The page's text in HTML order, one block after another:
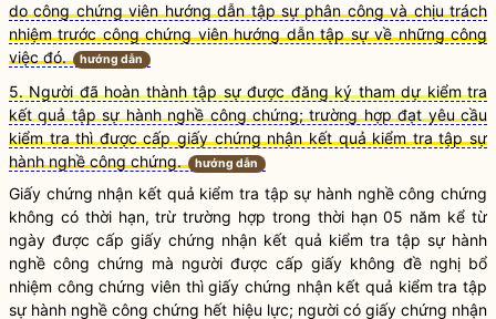
do công chứng viên hướng dẫn tập sự phân công và chịu trách
nhiệm trước công chứng viên hướng dẫn tập sự về những công
việc đó.
hướng dẫn
5. Người đã hoàn thành tập sự được đăng ký tham dự kiểm tra
kết quả tập sự hành nghề công chứng; trường hợp đạt yêu cầu
kiểm tra thì được cấp giấy chứng nhận kết quả kiểm tra tập sự
hành nghề công chứng.
hướng dẫn
Giấy chứng nhận kết quả kiểm tra tập sự hành nghề công chứng
không có thời hạn, trừ trường hợp trong thời hạn 05 năm kể từ
ngày được cấp giấy chứng nhận kết quả kiểm tra tập sự hành
nghề công chứng mà người được cấp giấy không đề nghị bổ
nhiệm công chứng viên thì giấy chứng nhận kết quả kiểm tra tập
sự hành nghề công chứng hết hiệu lực; người có giấy chứng nhận